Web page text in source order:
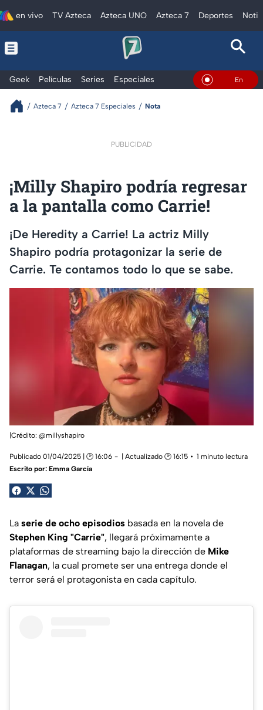
en vivo TV Azteca Azteca UNO Azteca 7 Deportes
Geek Películas Series Especiales En Vivo
Azteca 7 Azteca 7 Especiales Nota
PUBLICIDAD
¡Milly Shapiro podría regresar
a la pantalla como Carrie!
¡De Heredity a Carrie! La actriz Milly
Shapiro podría protagonizar la serie de
Carrie. Te contamos todo lo que se sabe.
|Crédito: @millyshapiro
Publicado 01/04/2025 | 🕑 16:06 | Actualizado 🕑 16:15
1 minuto lectura
Escrito por: Emma García
La serie de ocho episodios basada en la novela de
Stephen King "Carrie", llegará próximamente a
plataformas de streaming bajo la dirección de Mike
Flanagan, la cual promete ser una entrega donde el
terror será el protagonista en cada capítulo.